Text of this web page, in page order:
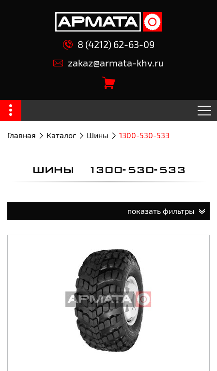
8 (4212) 62-63-09
zakaz@armata-khv.ru
Главная Каталог Шины 1300-530-533
ШИНЫ 1300-530-533
показать фильтры